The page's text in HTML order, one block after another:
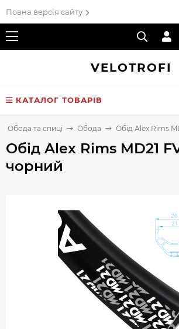
Повна версія сайту
VELOTROFI
КАТАЛОГ ТОВАРІВ
Обода та спиці Обода Обід Alex Rims
Обід Alex Rims MD21
чорний